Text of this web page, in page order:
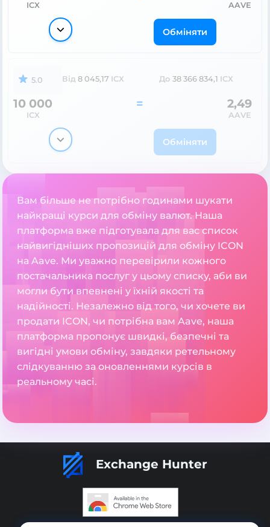
ICX AAVE
Обміняти
5.0 Від 8 045,17 ICX До 38 366 834,1 ICX
10 000
ICX
= 2,49
AAVE
Обміняти
Вам більше не потрібно годинами шукати
найкращі курси для обміну валют. Наша
платформа вже підготувала для вас список
найвигідніших пропозицій для обміну ICON
на Aave. Ми уважно перевірили кожного
постачальника послуг у цьому списку, аби ви
могли бути впевнені у їхній якості та
надійності. Незалежно від того, чи хочете ви
продати ICON, чи потрібна вам Aave, наша
платформа пропонує швидкі, безпечні та
вигідні умови обміну, завдяки ретельному
слідкуванню за оновленнями курсів в
реальному часі.
Exchange Hunter